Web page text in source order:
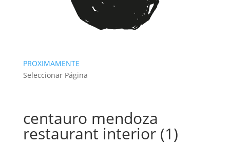
PROXIMAMENTE
Seleccionar Página
centauro mendoza
restaurant interior (1)